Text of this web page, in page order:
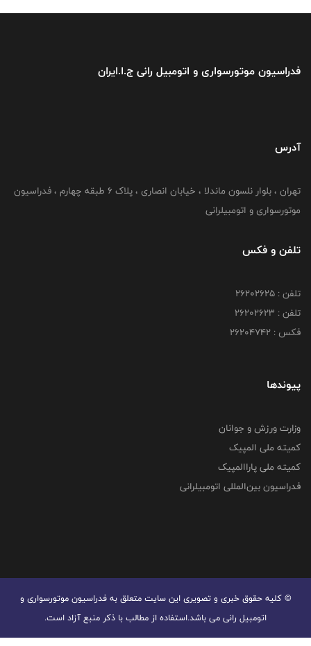
فدراسیون موتورسواری و اتومبیل رانی ج.ا.ایران
آدرس
تهران ، بلوار نلسون ماندلا ، خیابان انصاری ، پلاک ۶ طبقه چهارم ، فدراسیون
موتورسواری و اتومبیلرانی
تلفن و فکس
تلفن : ۲۶۲۰۲۶۲۵
تلفن : ۲۶۲۰۲۶۲۳
فکس : ۲۶۲۰۴۷۴۲
پیوندها
وزارت ورزش و جوانان
کمیته ملی المپیک
کمیته ملی پاراالمپیک
فدراسیون بین‌المللی اتومبیلرانی
© کليه حقوق خبری و تصويری اين سايت متعلق به فدراسیون موتورسواری و
اتومبیل رانی می باشد.استفاده از مطالب با ذكر منبع آزاد است.